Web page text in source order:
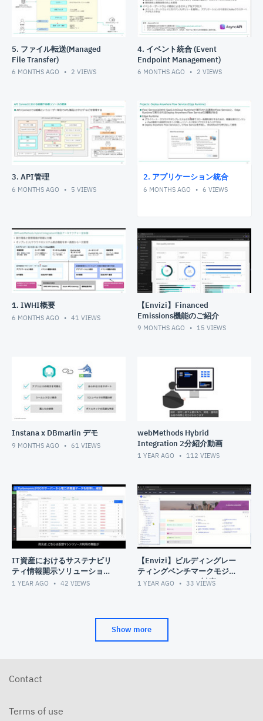
5. ファイル転送(Managed
File Transfer)
6 MONTHS AGO 2 VIEWS
4. イベント統合 (Event
Endpoint Management)
6 MONTHS AGO 2 VIEWS
3. API管理
6 MONTHS AGO 5 VIEWS
2. アプリケーション統合
6 MONTHS AGO 6 VIEWS
1. IWHI概要
6 MONTHS AGO 41 VIEWS
【Envizi】Financed
Emissions機能のご紹介
9 MONTHS AGO 15 VIEWS
Instana x DBmarlin デモ
9 MONTHS AGO 61 VIEWS
webMethods Hybrid
Integration 2分紹介動画
1 YEAR AGO 112 VIEWS
IT資産におけるサステナビリ
ティ情報開示ソリューション
-Turbonomic・
1 YEAR AGO 42 VIEWS
【Envizi】ビルディングレー
ティングベンチマークモジュ
ールによるGRESB対応のため
1 YEAR AGO 33 VIEWS
Show more
Contact
Terms of use